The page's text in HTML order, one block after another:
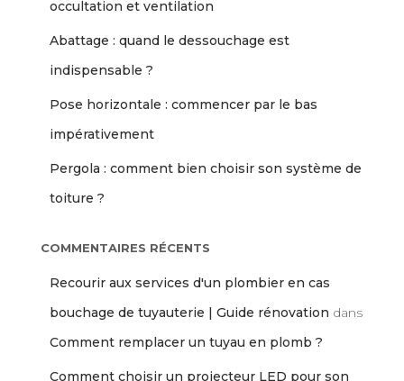
occultation et ventilation
Abattage : quand le dessouchage est
indispensable ?
Pose horizontale : commencer par le bas
impérativement
Pergola : comment bien choisir son système de
toiture ?
COMMENTAIRES RÉCENTS
Recourir aux services d'un plombier en cas
bouchage de tuyauterie | Guide rénovation dans
Comment remplacer un tuyau en plomb ?
Comment choisir un projecteur LED pour son